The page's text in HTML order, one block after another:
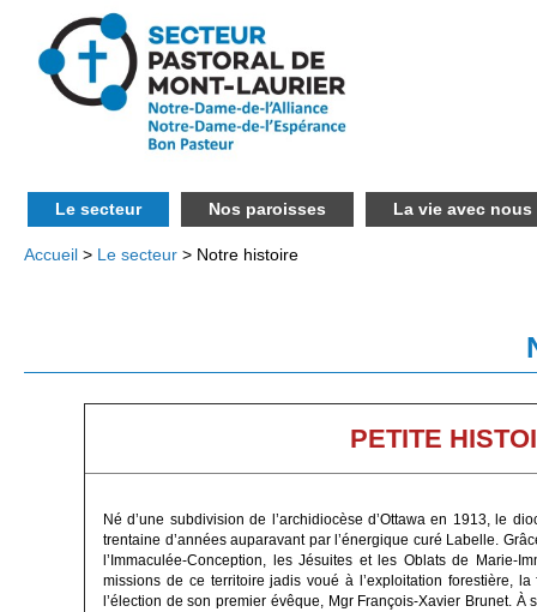
Le secteur Nos paroisses La vie avec nous
Accueil > Le secteur > Notre histoire
PETITE
Né d’une subdivision de l’archidiocèse d’Ottawa en 1913, le
trentaine d’années auparavant par l’énergique curé Labelle.
l’Immaculée-Conception, les Jésuites et les Oblats de
missions de ce territoire jadis voué à l’exploitation forestière,
l’élection de son premier évêque, Mgr François-Xavier Brunet.